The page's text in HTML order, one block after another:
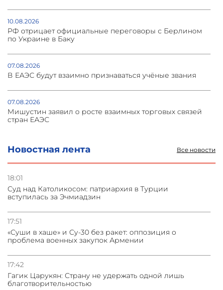
Новостная лента Все новости
18:01
Суд над Католикосом: патриархия в Турции
вступилась за Эчмиадзин
17:51
«Суши в хаше» и Су-30 без ракет: оппозиция о
проблема военных закупок Армении
17:42
Гагик Царукян: Страну не удержать одной лишь
благотворительностью
10.08.2026
РФ отрицает официальные переговоры с Берлином
по Украине в Баку
07.08.2026
В ЕАЭС будут взаимно признаваться учёные звания
07.08.2026
Мишустин заявил о росте взаимных торговых связей
стран ЕАЭС
05.08.2026
Акна
05.08.2026
Васильев: НАТО против диалога с ОДКБ, ломиться в
04.08.2026
СМИ: США требуют от Ирана нейтрализовать ядерное